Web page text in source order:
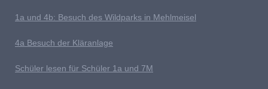
1a und 4b: Besuch des Wildparks in Mehlmeisel
4a Besuch der Kläranlage
Schüler lesen für Schüler 1a und 7M